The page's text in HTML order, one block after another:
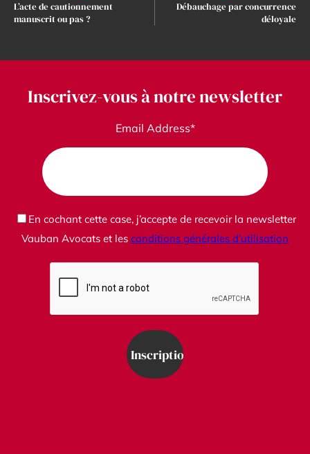
L’acte de cautionnement
manuscrit ou pas ?
Débauchage par concurrence
déloyale
Inscrivez-vous à notre newsletter
Email Address*
En cochant cette case, j’accepte de recevoir la newsletter
Vauban Avocats et les conditions générales d’utilisation